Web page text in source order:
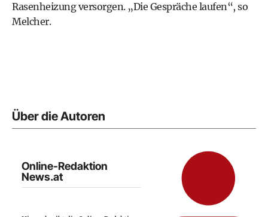
Rasenheizung versorgen. „Die Gespräche laufen“, so
Melcher.
Über die Autoren
Online-Redaktion
News.at